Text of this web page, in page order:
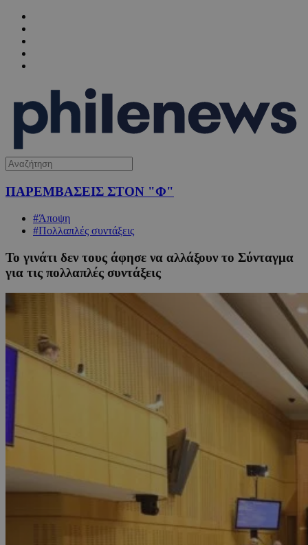
ΠΑΡΕΜΒΑΣΕΙΣ ΣΤΟΝ "Φ"
#Άποψη
#Πολλαπλές συντάξεις
Το γινάτι δεν τους άφησε να αλλάξουν το Σύνταγμα
για τις πολλαπλές συντάξεις